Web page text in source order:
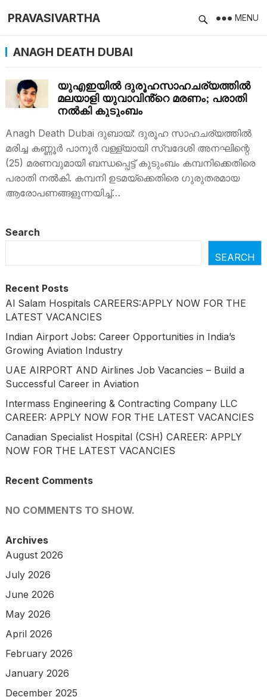
PRAVASIVARTHA MENU
ANAGH DEATH DUBAI
യുഎഇയിൽ ദുരൂഹസാഹചര്യത്തിൽ
മലയാളി യുവാവിൻ്റെ മരണം; പരാതി
നൽകി കുടുംബം
Anagh Death Dubai ദുബായ്: ദുരൂഹ സാഹചര്യത്തിൽ
മരിച്ച കണ്ണൂർ പാനൂർ വള്ള്യായി സ്വദേശി അനഘിന്റെ
(25) മരണവുമായി ബന്ധപ്പെട്ട് കുടുംബം കമ്പനിക്കെതിരെ
പരാതി നല്‍കി. കമ്പനി ഉടമയ്ക്കെതിരെ ഗുരുതരമായ
ആരോപണങ്ങളുന്നയിച്ച്…
Search
SEARCH
Recent Posts
Al Salam Hospitals CAREERS:APPLY NOW FOR THE
LATEST VACANCIES
Indian Airport Jobs: Career Opportunities in India’s
Growing Aviation Industry
UAE AIRPORT AND Airlines Job Vacancies – Build a
Successful Career in Aviation
Intermass Engineering & Contracting Company LLC
CAREER: APPLY NOW FOR THE LATEST VACANCIES
Canadian Specialist Hospital (CSH) CAREER: APPLY
NOW FOR THE LATEST VACANCIES
Recent Comments
NO COMMENTS TO SHOW.
Archives
August 2026
July 2026
June 2026
May 2026
April 2026
February 2026
January 2026
December 2025